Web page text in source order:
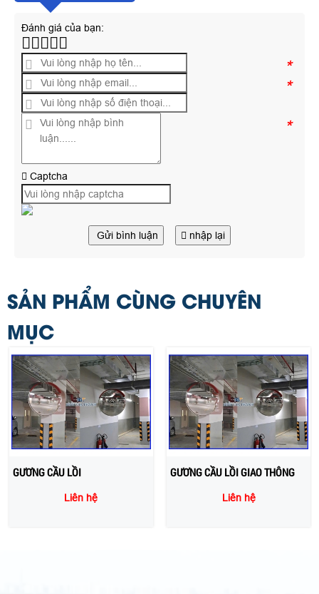
Đánh giá của bạn:
*
*
*
Captcha
Gửi bình luận nhập lại
SẢN PHẨM CÙNG CHUYÊN
MỤC
GƯƠNG CẦU LỒI
Liên hệ
GƯƠNG CẦU LỒI GIAO THÔNG
Liên hệ